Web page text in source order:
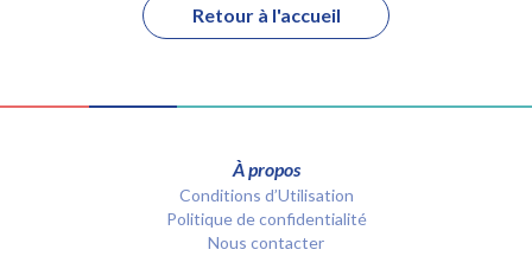
Retour à l'accueil
À propos
Conditions d’Utilisation
Politique de confidentialité
Nous contacter